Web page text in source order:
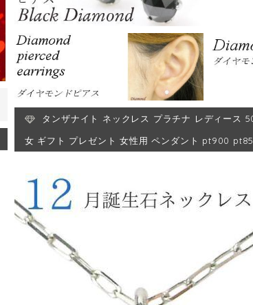
タンザナイト ネックレス プラチナ レディース
女 ギフト プレゼント 女性用 ペンダント pt900